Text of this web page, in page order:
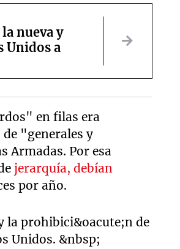
nueva y
Unidos a
en filas era
"generales y
Armadas. Por esa
jerarquía, debían
por año.